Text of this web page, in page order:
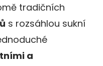
tradičních
s rozsáhlou sukní
a